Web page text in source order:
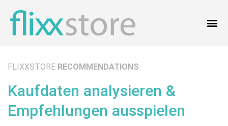
FLIXXSTORE RECOMMENDATIONS
Kaufdaten analysieren &
Empfehlungen ausspielen